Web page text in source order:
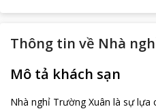
Thông tin về Nhà
Mô tả khách sạn
Nhà nghỉ Trường Xuân là sự lựa